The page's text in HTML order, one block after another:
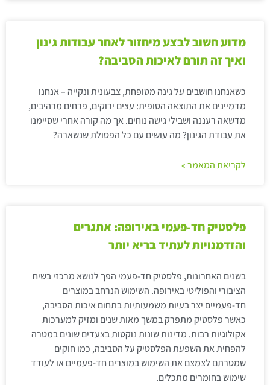
מדוע חשוב לבצע מיחזור לאחר עבודות גינון
ואיך זה תורם לאיכות הסביבה?
כשאנחנו חושבים על גינה מטופחת, צבעונית ונקייה – אנחנו
מדמיינים את התוצאה הסופית: עצים ירוקים, פרחים מרהיבים,
מדשאה רעננה ושבילי גישה נוחים. אך מה קורה אחרי שסיימנו
את עבודת הגינון? מה עושים עם כל הפסולת שנשארה?
לקריאת המאמר »
פלסטיק חד-פעמי באירופה: אתגרים
והזדמנויות לעתיד בריא יותר
בשנים האחרונות, פלסטיק חד-פעמי הפך לנושא מרכזי בשיח
הציבורי והפוליטי באירופה. השימוש הנרחב במוצרים
חד-פעמיים יצר בעיות משמעותיות בתחום איכות הסביבה,
כאשר פלסטיק מתפרק במשך מאות שנים ומזיק למערכות
אקולוגיות רבות. מדינות שונות נוקטות בצעדים שונים במטרה
להפחית את השפעת הפלסטיק על הסביבה, כמו חוקים
שמטרתם לצמצם את השימוש במוצרים חד-פעמיים או לעודד
שימוש בחומרים מתכלים.